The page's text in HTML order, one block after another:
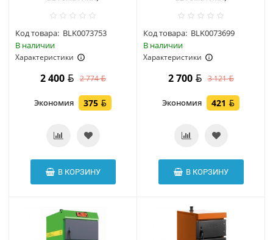
Код товара: BLK0073753
В наличии
Характеристики
2 400 2 774
Экономия 375
В КОРЗИНУ
Код товара: BLK0073699
В наличии
Характеристики
2 700 3 121
Экономия 421
В КОРЗИНУ